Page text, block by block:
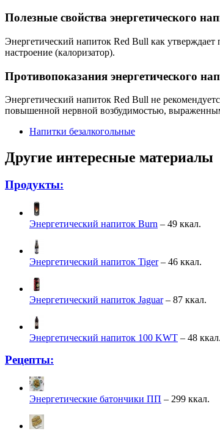
Полезные свойства энергетического
Энергетический напиток Red Bull как
настроение (калоризатор).
Противопоказания энергетического
Энергетический напиток Red Bull не
повышенной нервной возбудимостью,
Напитки безалкогольные
Другие интересные материалы
Продукты:
Энергетический напиток Burn – 49 ккал.
Энергетический напиток Tiger– 46 ккал.
Энергетический напиток Jaguar– 87 ккал.
Энергетический напиток 100 KWT – 48 ккал.
Рецепты:
Энергетические батончики ПП – 299 ккал.